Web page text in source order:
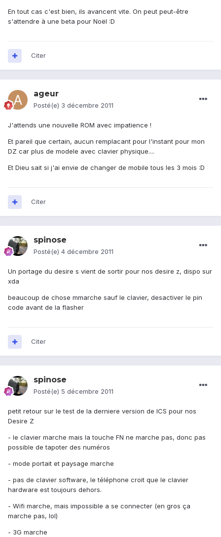
En tout cas c'est bien, ils avancent vite. On peut peut-être
s'attendre à une beta pour Noël :D
Citer
ageur
Posté(e) 3 décembre 2011
J'attends une nouvelle ROM avec impatience !
Et pareil que certain, aucun remplacant pour l'instant pour mon
DZ car plus de modele avec clavier physique....
Et Dieu sait si j'ai envie de changer de mobile tous les 3 mois :D
Citer
spinose
Posté(e) 4 décembre 2011
Un portage du desire s vient de sortir pour nos desire z, dispo sur
xda
beaucoup de chose mmarche sauf le clavier, desactiver le pin
code avant de la flasher
Citer
spinose
Posté(e) 5 décembre 2011
petit retour sur le test de la derniere version de ICS pour nos
Desire Z
- le clavier marche mais la touche FN ne marche pas, donc pas
possible de tapoter des numéros
- mode portait et paysage marche
- pas de clavier software, le téléphone croit que le clavier
hardware est toujours dehors.
- Wifi marche, mais impossible a se connecter (en gros ça
marche pas, lol)
- 3G marche